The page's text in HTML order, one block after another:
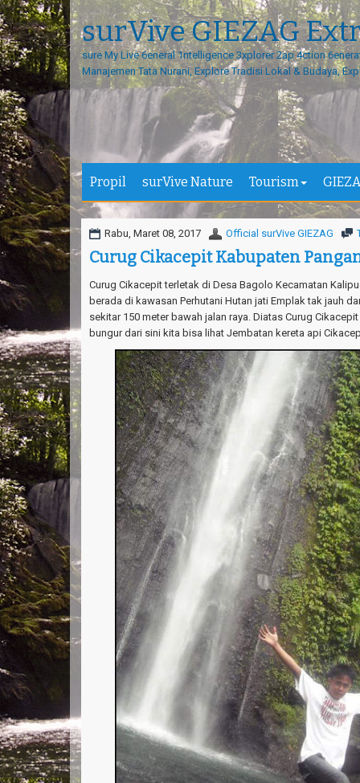
surVive GIEZAG
sure My Live 6eneral 1ntelligence 3xplorer 2ap 4ction
Manajemen Tata Nurani, Explore Tradisi Lokal & Budaya,
Propil surVive Nature Tourism
Rabu, Maret 08, 2017 Official surVive GIEZAG
Curug Cikacepit Kabupaten
Curug Cikacepit terletak di Desa Bagolo Kecamatan
berada di kawasan Perhutani Hutan jati Emplak tak jauh
sekitar 150 meter bawah jalan raya. Diatas Curug
bungur dari sini kita bisa lihat Jembatan kereta api